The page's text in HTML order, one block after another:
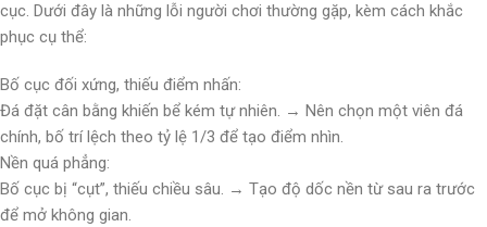
cục. Dưới đây là những lỗi người chơi thường gặp, kèm cách khắc
phục cụ thể:
Bố cục đối xứng, thiếu điểm nhấn:
Đá đặt cân bằng khiến bể kém tự nhiên. → Nên chọn một viên đá
chính, bố trí lệch theo tỷ lệ 1/3 để tạo điểm nhìn.
Nền quá phẳng:
Bố cục bị “cụt”, thiếu chiều sâu. → Tạo độ dốc nền từ sau ra trước
để mở không gian.